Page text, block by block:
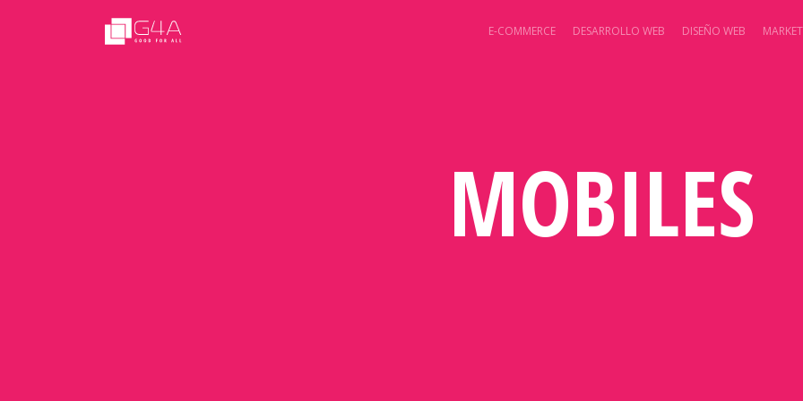
E-COMMERCE DESARROLLO WEB DISEÑO WEB
MOBILES